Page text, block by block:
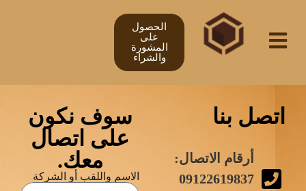
الحصول
على
المشورة
والشراء
اتصل بنا
أرقام الاتصال:
09122619837
سوف نكون
على اتصال
معك.
الاسم واللقب أو الشركة